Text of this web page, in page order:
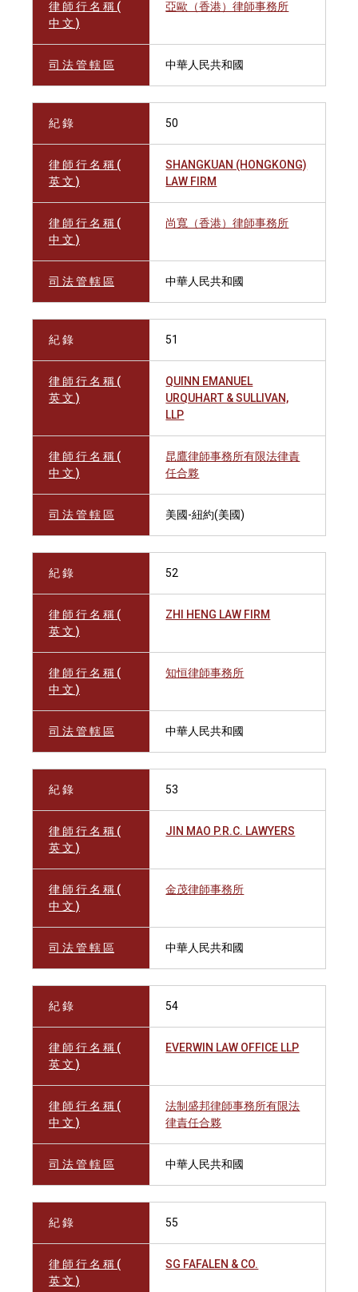
律 師 行 名 稱 (
中 文 )
亞歐（香港）律師事務所
司 法 管 轄 區 中華人民共和國
紀 錄 50
律 師 行 名 稱 (
英 文 )
SHANGKUAN (HONGKONG)
LAW FIRM
律 師 行 名 稱 (
中 文 )
尚寬（香港）律師事務所
司 法 管 轄 區 中華人民共和國
紀 錄 51
律 師 行 名 稱 (
英 文 )
QUINN EMANUEL
URQUHART & SULLIVAN,
LLP
律 師 行 名 稱 (
中 文 )
昆鷹律師事務所有限法律責
任合夥
司 法 管 轄 區 美國-紐約(美國)
紀 錄 52
律 師 行 名 稱 (
英 文 )
ZHI HENG LAW FIRM
律 師 行 名 稱 (
中 文 )
知恒律師事務所
司 法 管 轄 區 中華人民共和國
紀 錄 53
律 師 行 名 稱 (
英 文 )
JIN MAO P.R.C. LAWYERS
律 師 行 名 稱 (
中 文 )
金茂律師事務所
司 法 管 轄 區 中華人民共和國
紀 錄 54
律 師 行 名 稱 (
英 文 )
EVERWIN LAW OFFICE LLP
律 師 行 名 稱 (
中 文 )
法制盛邦律師事務所有限法
律責任合夥
司 法 管 轄 區 中華人民共和國
紀 錄 55
律 師 行 名 稱 (
英 文 )
SG FAFALEN & CO.